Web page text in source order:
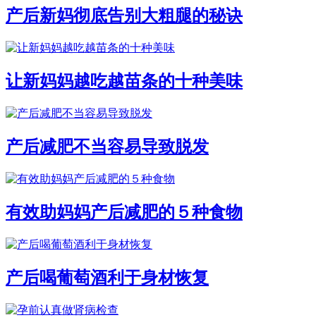
产后新妈彻底告别大粗腿的秘诀
让新妈妈越吃越苗条的十种美味
产后减肥不当容易导致脱发
有效助妈妈产后减肥的５种食物
产后喝葡萄酒利于身材恢复